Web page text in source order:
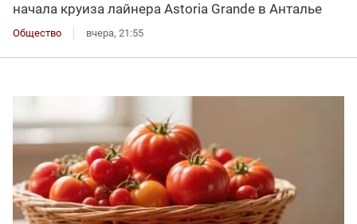
начала круиза лайнера Astoria Grande в Анталье
Общество вчера, 21:55